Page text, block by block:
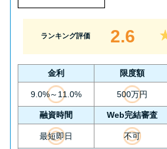
を解説
ソフト闇金と
090金融（闇金
てはいけない
の対処法
ランキング評価 2.6
金利 限度額
9.0%～11.0% 500万円
融資時間 Web完結審査
最短即日 不可